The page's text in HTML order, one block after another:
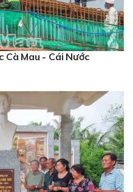
Mau - Cái Nước